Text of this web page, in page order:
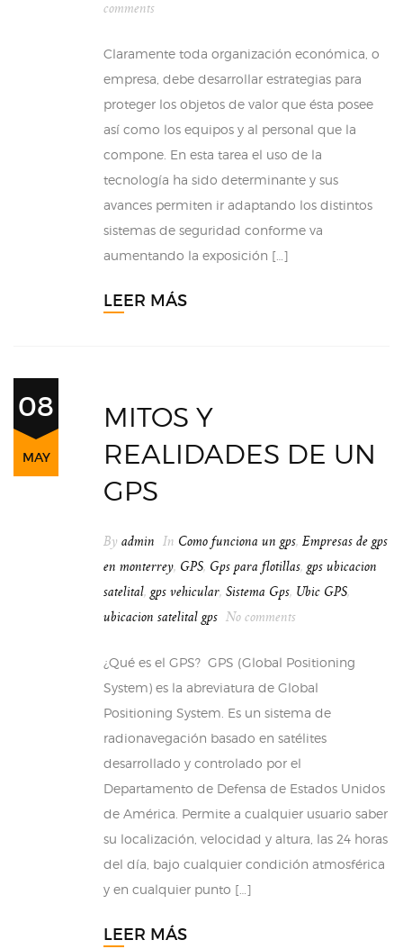
comments
Claramente toda organización económica, o
empresa, debe desarrollar estrategias para
proteger los objetos de valor que ésta posee
así como los equipos y al personal que la
compone. En esta tarea el uso de la
tecnología ha sido determinante y sus
avances permiten ir adaptando los distintos
sistemas de seguridad conforme va
aumentando la exposición […]
LEER MÁS
08
MAY
MITOS Y
REALIDADES DE UN
GPS
By admin In Como funciona un gps, Empresas de gps
en monterrey, GPS, Gps para flotillas, gps ubicacion
satelital, gps vehicular, Sistema Gps, Ubic GPS,
ubicacion satelital gps No comments
¿Qué es el GPS? GPS (Global Positioning
System) es la abreviatura de Global
Positioning System. Es un sistema de
radionavegación basado en satélites
desarrollado y controlado por el
Departamento de Defensa de Estados Unidos
de América. Permite a cualquier usuario saber
su localización, velocidad y altura, las 24 horas
del día, bajo cualquier condición atmosférica
y en cualquier punto […]
LEER MÁS